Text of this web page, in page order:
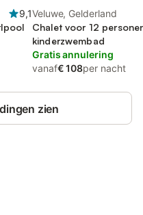
9,1Veluwe, Gelderland
Chalet voor 12
kinderzwembad
Gratis annulering
vanaf€ 108per nacht
zien